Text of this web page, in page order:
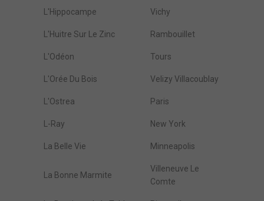
L'Hippocampe Vichy
L'Huitre Sur Le Zinc Rambouillet
L'Odéon Tours
L'Orée Du Bois Velizy Villacoublay
L'Ostrea Paris
L-Ray New York
La Belle Vie Minneapolis
La Bonne Marmite
Villeneuve Le
Comte